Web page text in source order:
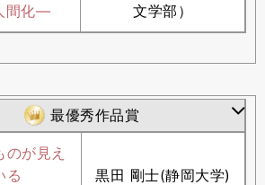
間化―
文学部）
最優秀作品賞
のが見え
る
黒田 剛士(静岡大学)